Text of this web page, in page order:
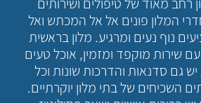
המלון פונים אל אל המכתש ואל
נוף נעים ומרגיע. מלון בראשית
מוקפד ומזמין, אוכל טעים
גם סדנאות והדרכות שונות וכל
השכיחים של בתי מלון יוקרתיים.